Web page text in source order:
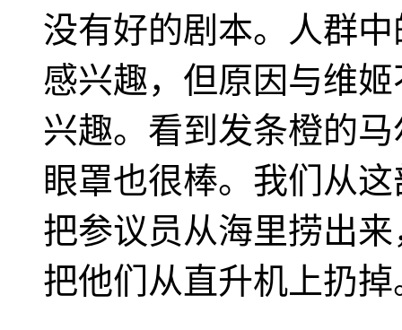
没有好的剧本。人群
感兴趣，但原因与维
兴趣。看到发条橙的
眼罩也很棒。我们从
把参议员从海里捞出
把他们从直升机上扔掉